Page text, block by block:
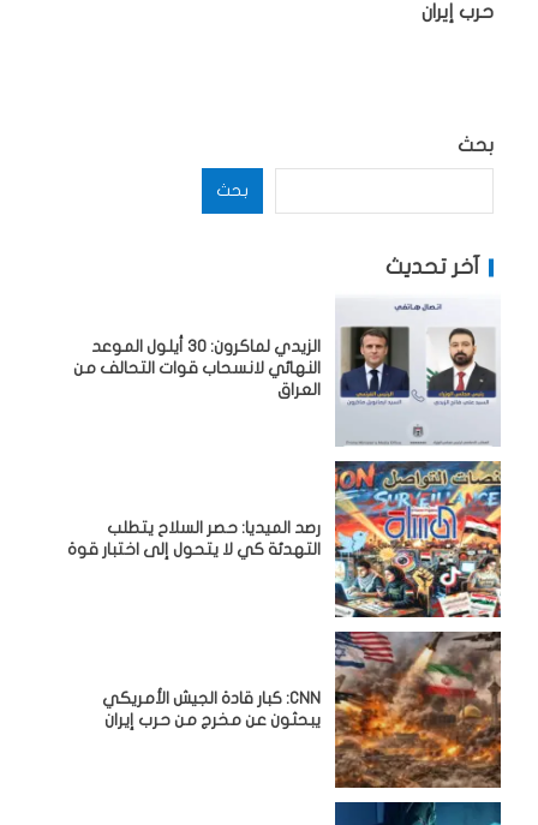
حرب إيران
بحث
بحث
آخر تحديث
الزيدي لماكرون: 30 أيلول الموعد
النهائي لانسحاب قوات التحالف من
العراق
رصد الميديا: حصر السلاح يتطلب
التهدئة كي لا يتحول إلى اختبار قوة
CNN: كبار قادة الجيش الأمريكي
يبحثون عن مخرج من حرب إيران